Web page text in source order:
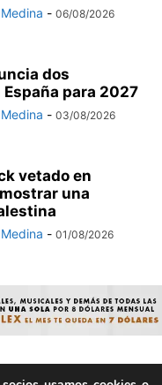
- 06/08/2026
dos
para 2027
- 03/08/2026
vetado en
una
- 01/08/2026